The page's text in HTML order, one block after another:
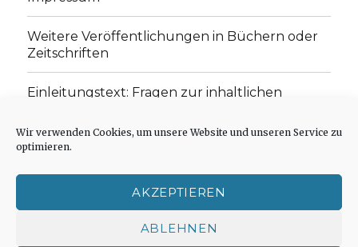
Wir verwenden Cookies, um unsere Website und unseren Service zu
optimieren.
AKZEPTIEREN
ABLEHNEN
Weitere Veröffentlichungen in Büchern oder
Zeitschriften
Einleitungstext: Fragen zur inhaltlichen
„schwachen Glaubens“
Cookie-Richtlinie (EU)